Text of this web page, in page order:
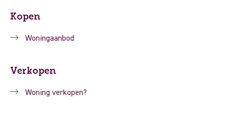
Kopen
Woningaanbod
Verkopen
Woning verkopen?